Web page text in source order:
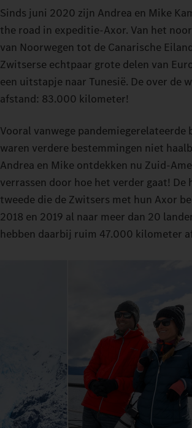
Sinds juni 2020 zijn Andrea en Mike
the road in expeditie‑Axor. Van het
van Noorwegen tot de Canarische
Zwitserse echtpaar grote delen van
een uitstapje naar Tunesië. De over de
afstand: 83.000 kilometer!
Vooral vanwege pandemiegerelateerde
waren verdere bestemmingen niet
Andrea en Mike ontdekken nu Zuid-
verrassen door hoe het verder gaat! De
tweede die de Zwitsers met hun Axor
2018 en 2019 al naar meer dan 20
hebben daarbij ruim 47.000 kilometer